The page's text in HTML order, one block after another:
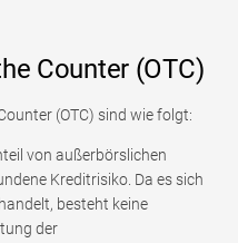
Counter (OTC)
(OTC) sind wie folgt:
von außerbörslichen
Kreditrisiko. Da es sich
besteht keine
der